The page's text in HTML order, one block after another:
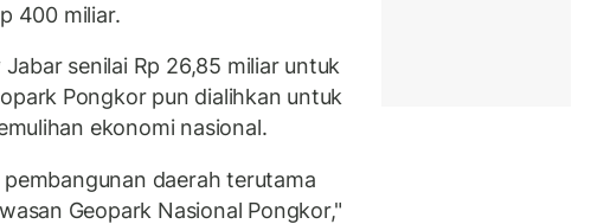
400 miliar.
senilai Rp 26,85 miliar untuk
Pongkor pun dialihkan untuk
ekonomi nasional.
daerah terutama
Geopark Nasional Pongkor,"